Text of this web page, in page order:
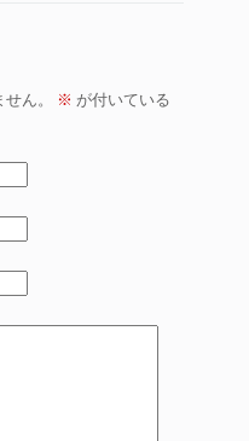
ん。 ※ が付いている